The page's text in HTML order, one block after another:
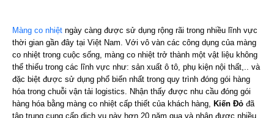
Màng co nhiệt ngày càng được sử dụng rộng rãi trong nhiều lĩnh vực
thời gian gần đây tại Việt Nam. Với vô vàn các công dụng của màng
co nhiệt trong cuộc sống, màng co nhiệt trở thành một vật liệu không
thể thiếu trong các lĩnh vực như: sản xuất ô tô, phụ kiện nội thất,.. và
đặc biệt được sử dụng phổ biến nhất trong quy trình đóng gói hàng
hóa trong chuỗi vận tải logistics. Nhận thấy được nhu cầu đóng gói
hàng hóa bằng màng co nhiệt cấp thiết của khách hàng,
Kiến Đỏ đã
tập trung cung cấp dịch vụ này hơn 20 năm qua và nhận được nhiều